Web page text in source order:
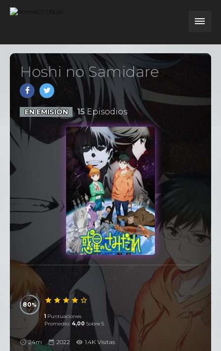
Hoshi no Samidare
EN EMISIÓN 15Episodios
80
1 Puntuaciones
Promedio: 4,00 Sobre 5
24m 2022 1.4K Visitas